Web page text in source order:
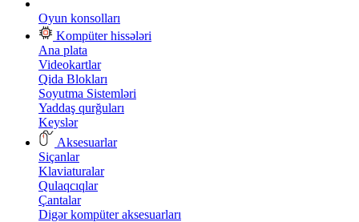
Oyun konsolları
Kompüter hissələri
Ana plata
Videokartlar
Qida Blokları
Soyutma Sistemləri
Yaddaş qurğuları
Keyslər
Aksesuarlar
Siçanlar
Klaviaturalar
Qulaqcıqlar
Çantalar
Digər kompüter aksesuarları